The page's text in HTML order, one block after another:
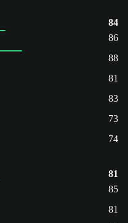
84
86
88
81
83
73
74
81
85
81